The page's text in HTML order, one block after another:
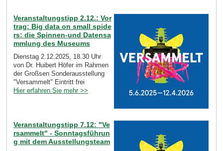
Veranstaltungstipp 2.12.: Vor
trag: Big data on small spide
rs: die Spinnen-und Datensa
mmlung des Museums
Dienstag 2.12.2025, 18.30 Uhr
von Dr. Huibert Höfer im Rahmen
der Großsen Sonderausstellung
"Versammelt" Eintritt frei
Hier erfahren Sie mehr >>
Veranstaltungstipp 7.12: "Ve
rsammelt" - Sonntagsführun
g mit dem Ausstellungsteam